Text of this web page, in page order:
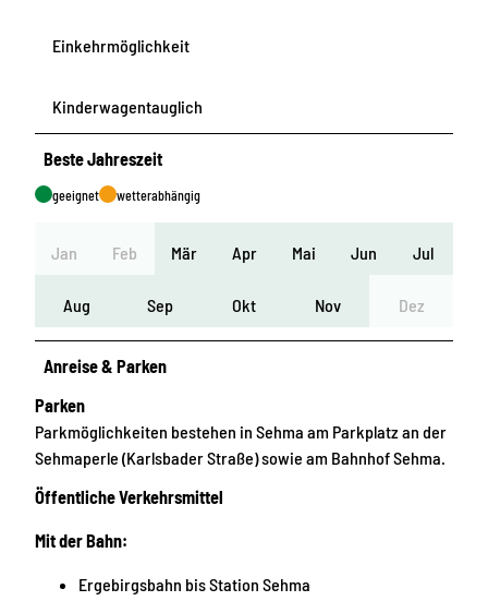
Einkehrmöglichkeit
Kinderwagentauglich
Beste Jahreszeit
geeignet wetterabhängig
Jan Feb Mär Apr Mai Jun Jul
Aug Sep Okt Nov Dez
Anreise & Parken
Parken
Parkmöglichkeiten bestehen in Sehma am Parkplatz an der
Sehmaperle (Karlsbader Straße) sowie am Bahnhof Sehma.
Öffentliche Verkehrsmittel
Mit der Bahn:
Ergebirgsbahn bis Station Sehma